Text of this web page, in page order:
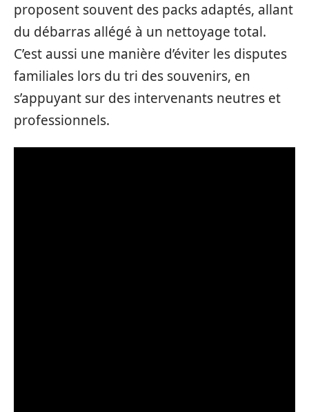
proposent souvent des packs adaptés, allant
du débarras allégé à un nettoyage total.
C’est aussi une manière d’éviter les disputes
familiales lors du tri des souvenirs, en
s’appuyant sur des intervenants neutres et
professionnels.